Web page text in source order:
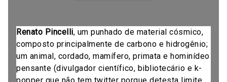
Renato Pincelli, um punhado de material cósmico,
composto principalmente de carbono e hidrogênio;
um animal, cordado, mamífero, primata e hominídeo
pensante (divulgador científico, bibliotecário e k-
popper que não tem twitter porque detesta limite